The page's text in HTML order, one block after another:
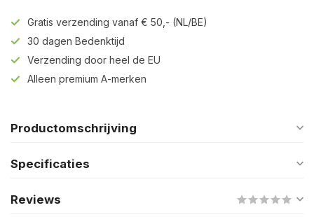
Gratis verzending vanaf € 50,- (NL/BE)
30 dagen Bedenktijd
Verzending door heel de EU
Alleen premium A-merken
Productomschrijving
Specificaties
Reviews